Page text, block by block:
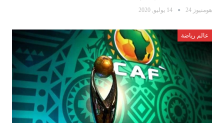
هومنيوز 24 14 يوليو, 2020
عالم رياضة